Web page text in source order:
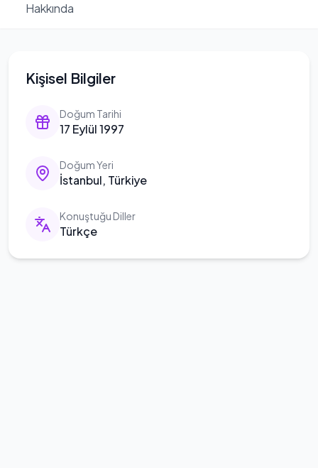
Hakkında
Kişisel Bilgiler
Doğum Tarihi
17 Eylül 1997
Doğum Yeri
İstanbul, Türkiye
Konuştuğu Diller
Türkçe